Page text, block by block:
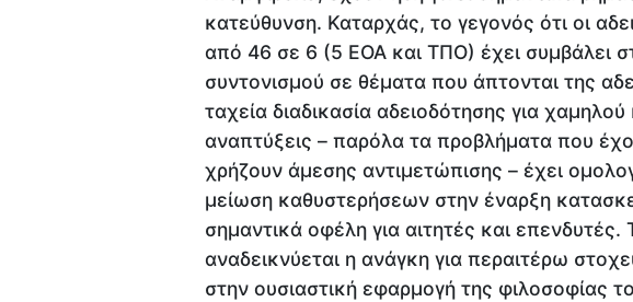
κατεύθυνση. Καταρχάς, το γεγονός ότι οι
από 46 σε 6 (5 ΕΟΑ και ΤΠΟ) έχει συμβάλει
συντονισμού σε θέματα που άπτονται της
ταχεία διαδικασία αδειοδότησης για
αναπτύξεις – παρόλα τα προβλήματα που
χρήζουν άμεσης αντιμετώπισης – έχει
μείωση καθυστερήσεων στην έναρξη
σημαντικά οφέλη για αιτητές και επενδυτές.
αναδεικνύεται η ανάγκη για περαιτέρω
στην ουσιαστική εφαρμογή της φιλοσοφίας